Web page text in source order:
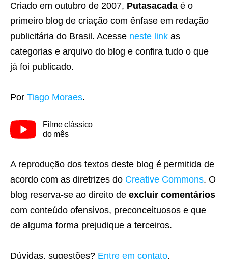
Criado em outubro de 2007, Putasacada é o
primeiro blog de criação com ênfase em redação
publicitária do Brasil. Acesse neste link as
categorias e arquivo do blog e confira tudo o que
já foi publicado.
Por Tiago Moraes.
Filme clássico
do mês
A reprodução dos textos deste blog é permitida de
acordo com as diretrizes do Creative Commons. O
blog reserva-se ao direito de excluir comentários
com conteúdo ofensivos, preconceituosos e que
de alguma forma prejudique a terceiros.
Dúvidas, sugestões? Entre em contato.